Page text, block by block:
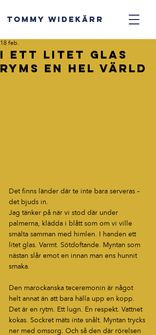
TOMMY WIDEKÄRR
I ett litet glas
ryms en hel värld
18 feb.
Det finns länder där te inte bara serveras –
det bjuds in.
Jag tänker på när vi stod där under
palmerna, klädda i blått som om vi ville
smälta samman med himlen. I handen ett
litet glas. Varmt. Sötdoftande. Myntan som
nästan slår emot en innan man ens hunnit
smaka.
Den marockanska teceremonin är något
helt annat än att bara hälla upp en kopp.
Det är en rytm. Ett lugn. En respekt. Vattnet
kokas. Sockret mäts inte snålt. Myntan trycks
ner med omsorg. Och så den där rörelsen